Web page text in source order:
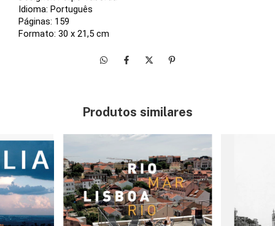
Idioma: Português
Páginas: 159
Formato: 30 x 21,5 cm
Produtos similares